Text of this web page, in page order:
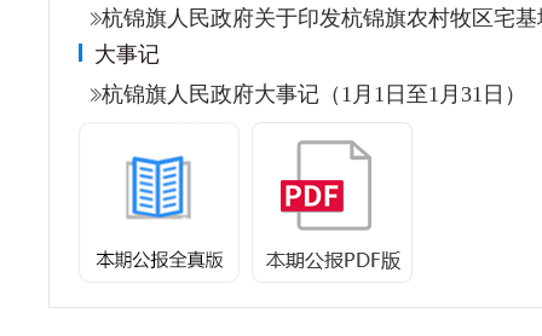
杭锦旗人民政府关于印发杭锦旗农村牧区宅
大事记
杭锦旗人民政府大事记（1月1日至1月31日）